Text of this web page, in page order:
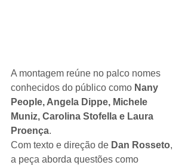
A montagem reúne no palco nomes
conhecidos do público como Nany
People, Angela Dippe, Michele
Muniz, Carolina Stofella e Laura
Proença.
Com texto e direção de Dan Rosseto,
a peça aborda questões como